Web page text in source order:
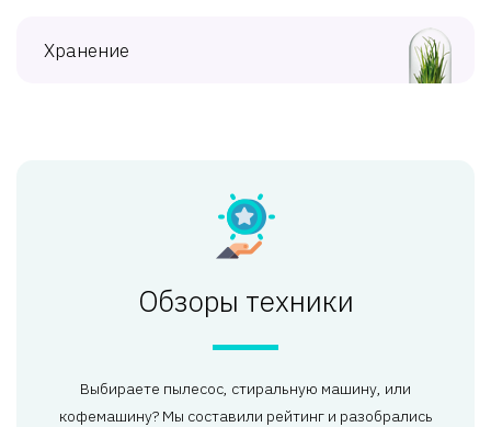
Хранение
Обзоры техники
Выбираете пылесос, стиральную машину, или
кофемашину? Мы составили рейтинг и разобрались